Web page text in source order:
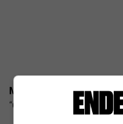
MONTAÑEZ +
“Companya” (Satélite K )